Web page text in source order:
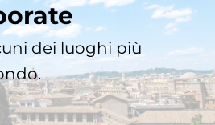
dei luoghi più